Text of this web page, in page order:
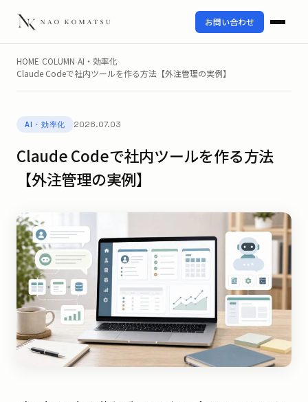
お問い合わせ
HOME›COLUMN›AI・効率化›
Claude Codeで社内ツールを作る方法【外注管理の実例】
AI・効率化 2026.07.03
Claude Codeで社内ツールを作る方法
【外注管理の実例】